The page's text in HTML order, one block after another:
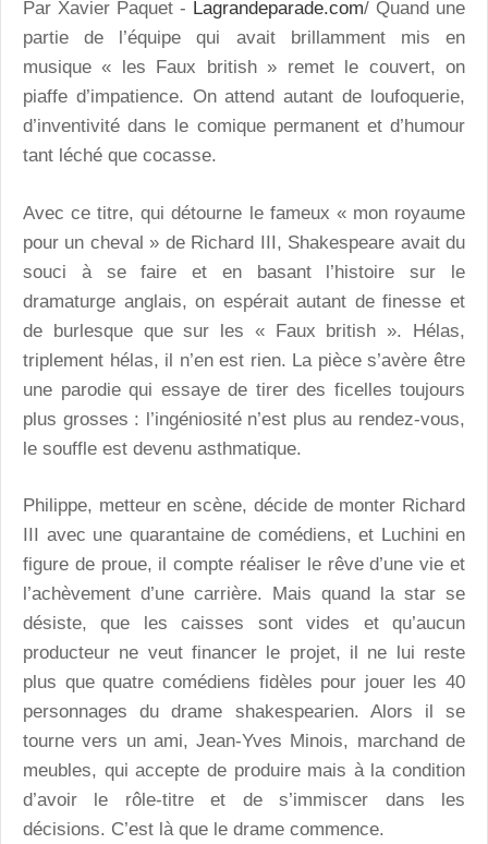
Par Xavier Paquet - Lagrandeparade.com/ Quand une
partie de l’équipe qui avait brillamment mis en
musique « les Faux british » remet le couvert, on
piaffe d’impatience. On attend autant de loufoquerie,
d’inventivité dans le comique permanent et d’humour
tant léché que cocasse.
Avec ce titre, qui détourne le fameux « mon royaume
pour un cheval » de Richard III, Shakespeare avait du
souci à se faire et en basant l’histoire sur le
dramaturge anglais, on espérait autant de finesse et
de burlesque que sur les « Faux british ». Hélas,
triplement hélas, il n’en est rien. La pièce s’avère être
une parodie qui essaye de tirer des ficelles toujours
plus grosses : l’ingéniosité n’est plus au rendez-vous,
le souffle est devenu asthmatique.
Philippe, metteur en scène, décide de monter Richard
III avec une quarantaine de comédiens, et Luchini en
figure de proue, il compte réaliser le rêve d’une vie et
l’achèvement d’une carrière. Mais quand la star se
désiste, que les caisses sont vides et qu’aucun
producteur ne veut financer le projet, il ne lui reste
plus que quatre comédiens fidèles pour jouer les 40
personnages du drame shakespearien. Alors il se
tourne vers un ami, Jean-Yves Minois, marchand de
meubles, qui accepte de produire mais à la condition
d’avoir le rôle-titre et de s’immiscer dans les
décisions. C’est là que le drame commence.